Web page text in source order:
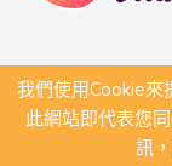
我們使用Cookie來
此網站即代表您
訊